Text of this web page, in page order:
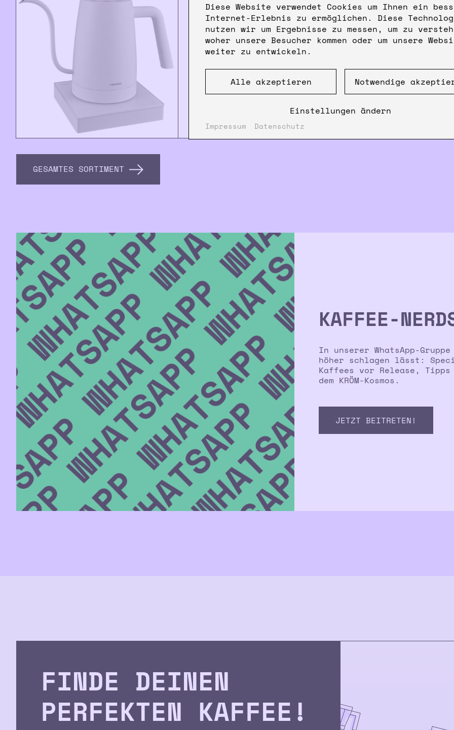
Diese Website verwendet Cookies um Ihnen ein
Internet-Erlebnis zu ermöglichen. Diese
nutzen wir um Ergebnisse zu messen, um zu
woher unsere Besucher kommen oder um unsere
weiter zu entwickeln.
Alle akzeptieren Notwendige
Einstellungen ändern
Impressum Datenschutz
GESAMTES SORTIMENT
KAFFEE-
In unserer WhatsApp-
höher schlagen lässt:
Kaffees vor Release,
dem KRÖM-Kosmos.
JETZT BEITRETEN!
FINDE DEINEN
PERFEKTEN KAFFEE!